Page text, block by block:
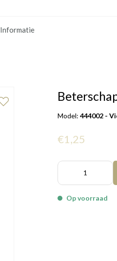
Informatie
Model:444002 -
€1,25
Op voorraad